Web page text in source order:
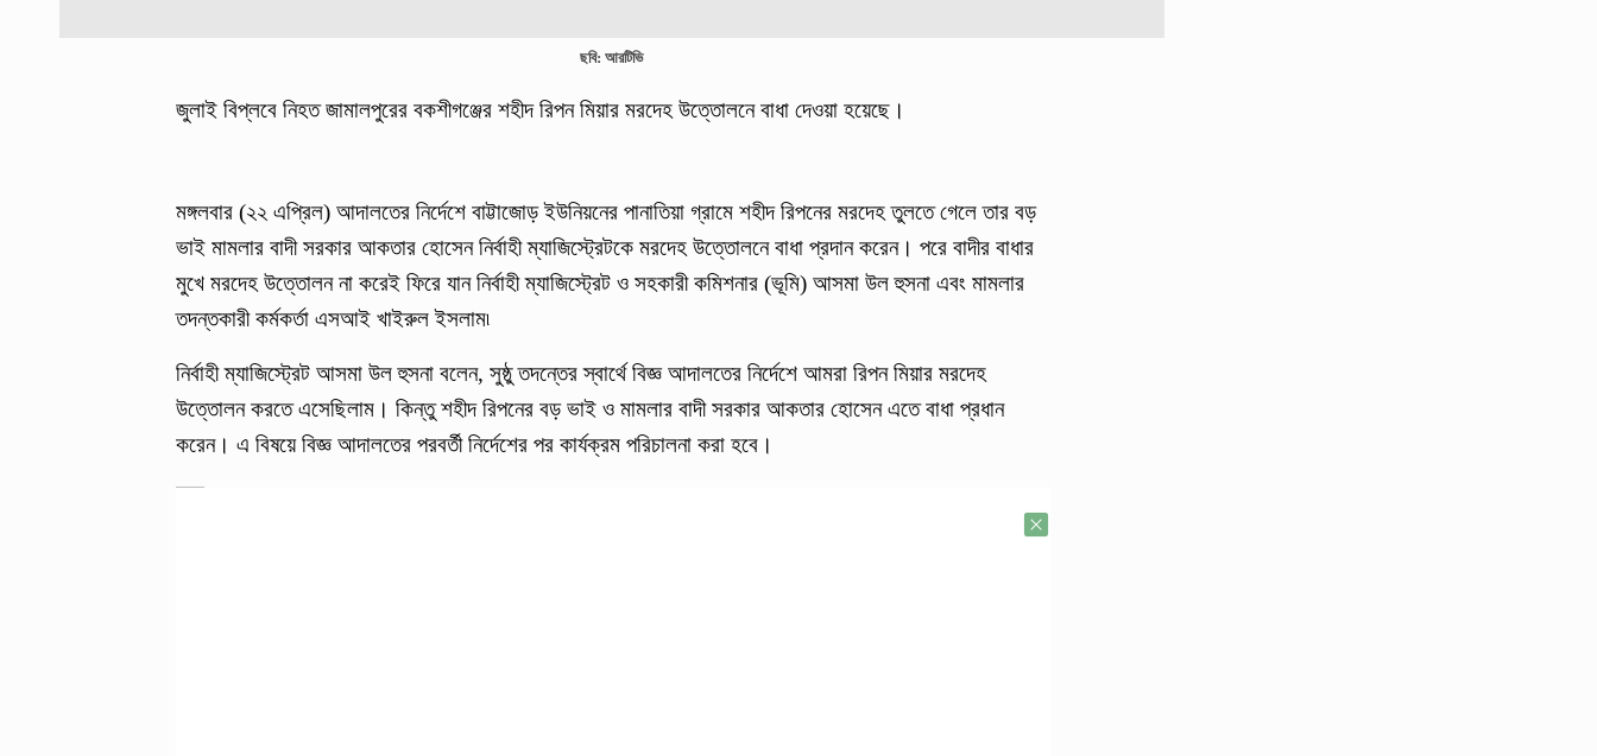
ছবি: আরটিভি
জুলাই বিপ্লবে নিহত জামালপুরের বকশীগঞ্জের শহীদ রিপন মিয়ার মরদেহ উত্তোলনে বাধা দেওয়া হয়েছে।
মঙ্গলবার (২২ এপ্রিল) আদালতের নির্দেশে বাট্টাজোড় ইউনিয়নের পানাতিয়া গ্রামে শহীদ রিপনের মরদেহ তুলতে গেলে তার বড়
ভাই মামলার বাদী সরকার আকতার হোসেন নির্বাহী ম্যাজিস্ট্রেটকে মরদেহ উত্তোলনে বাধা প্রদান করেন। পরে বাদীর বাধার
মুখে মরদেহ উত্তোলন না করেই ফিরে যান নির্বাহী ম্যাজিস্ট্রেট ও সহকারী কমিশনার (ভূমি) আসমা উল হুসনা এবং মামলার
তদন্তকারী কর্মকর্তা এসআই খাইরুল ইসলাম৷
নির্বাহী ম্যাজিস্ট্রেট আসমা উল হুসনা বলেন, সুষ্ঠু তদন্তের স্বার্থে বিজ্ঞ আদালতের নির্দেশে আমরা রিপন মিয়ার মরদেহ
উত্তোলন করতে এসেছিলাম। কিন্তু শহীদ রিপনের বড় ভাই ও মামলার বাদী সরকার আকতার হোসেন এতে বাধা প্রধান
করেন। এ বিষয়ে বিজ্ঞ আদালতের পরবর্তী নির্দেশের পর কার্যক্রম পরিচালনা করা হবে।